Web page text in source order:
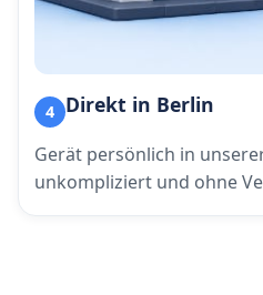
4 Direkt in Berlin
Gerät persönlich in
unkompliziert und ohne